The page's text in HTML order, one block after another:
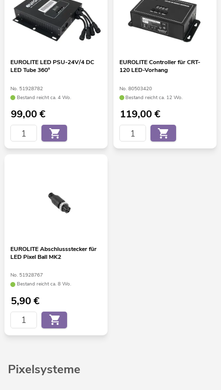
EUROLITE LED PSU-24V/4 DC
LED Tube 360°
No. 51928782
Bestand reicht ca. 4 Wo.
99,00€
EUROLITE Controller für CRT-
120 LED-Vorhang
No. 80503420
Bestand reicht ca. 12 Wo.
119,00€
EUROLITE Abschlussstecker für
LED Pixel Ball MK2
No. 51928767
Bestand reicht ca. 8 Wo.
5,90€
Pixelsysteme